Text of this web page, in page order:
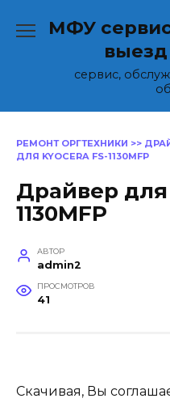
МФУ
сервис,
РЕМОНТ ОРГТЕХНИКИ >>
ДЛЯ KYOCERA FS-1130MFP
Драйвер для
1130MFP
АВТОР
admin2
ПРОСМОТРОВ
41
Скачивая, Вы